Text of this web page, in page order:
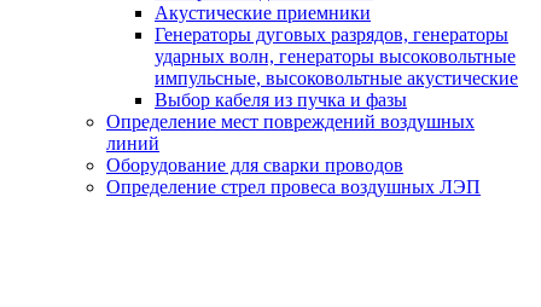
Акустические приемники
Генераторы дуговых разрядов, генераторы
ударных волн, генераторы высоковольтные
импульсные, высоковольтные акустические
Выбор кабеля из пучка и фазы
Определение мест повреждений воздушных
линий
Оборудование для сварки проводов
Определение стрел провеса воздушных ЛЭП